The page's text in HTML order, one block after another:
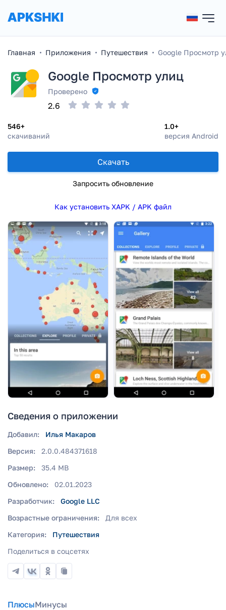
Главная Приложения Путешествия Google Просмотр
Google Просмотр улиц
Проверено
546+
скачиваний
1.0+
версия Android
2.6
Скачать
Запросить обновление
Как установить XAPK / APK файл
Сведения о приложении
Добавил:
Илья Макаров
Версия:
2.0.0.484371618
Размер:
35.4 MB
Обновлено:
02.01.2023
Разработчик:
Google LLC
Возрастные ограничения:
Для всех
Категория:
Путешествия
Поделиться в соцсетях
ПлюсыМинусы